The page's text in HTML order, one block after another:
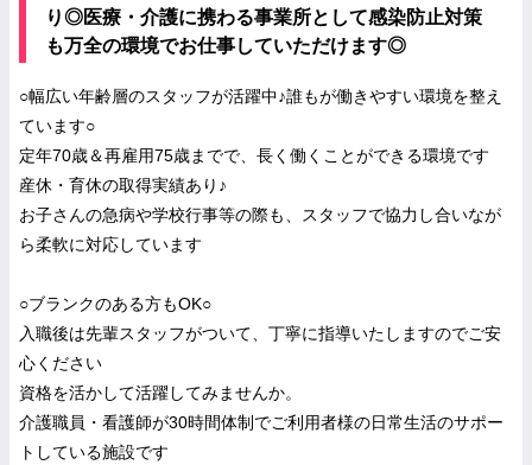
り◎医療・介護に携わる事業所として感染防止対策
も万全の環境でお仕事していただけます◎
○幅広い年齢層のスタッフが活躍中♪誰もが働きやすい環境を整え
ています○
定年70歳＆再雇用75歳までで、長く働くことができる環境です
産休・育休の取得実績あり♪
お子さんの急病や学校行事等の際も、スタッフで協力し合いなが
ら柔軟に対応しています
○ブランクのある方もOK○
入職後は先輩スタッフがついて、丁寧に指導いたしますのでご安
心ください
資格を活かして活躍してみませんか。
介護職員・看護師が30時間体制でご利用者様の日常生活のサポー
トしている施設です